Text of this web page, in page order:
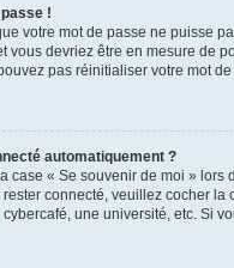
!
votre mot de passe ne puisse
vous devriez être en mesure de
pas réinitialiser votre mot
automatiquement ?
case « Se souvenir de moi »
rester connecté, veuillez cocher
une université, etc. Si